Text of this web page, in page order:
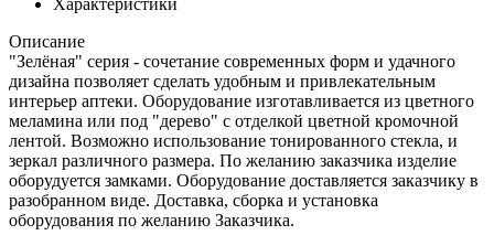
Описание
"Зелёная" серия - сочетание современных форм и удачного
дизайна позволяет сделать удобным и привлекательным
интерьер аптеки. Оборудование изготавливается из цветного
меламина или под "дерево" с отделкой цветной кромочной
лентой. Возможно использование тонированного стекла, и
зеркал различного размера. По желанию заказчика изделие
оборудуется замками. Оборудование доставляется заказчику в
разобранном виде. Доставка, сборка и установка
оборудования по желанию Заказчика.